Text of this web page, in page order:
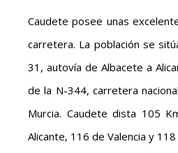
Caudete posee unas
carretera. La población se
31, autovía de Albacete a
de la N-344, carretera
Murcia. Caudete dista 105
Alicante, 116 de Valencia y